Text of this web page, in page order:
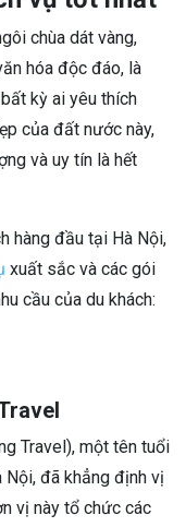
chùa dát vàng,
hóa độc đáo, là
kỳ ai yêu thích
của đất nước này,
và uy tín là hết
hàng đầu tại Hà Nội,
xuất sắc và các gói
cầu của du khách:
Travel), một tên tuổi
đã khẳng định vị
vị này tổ chức các